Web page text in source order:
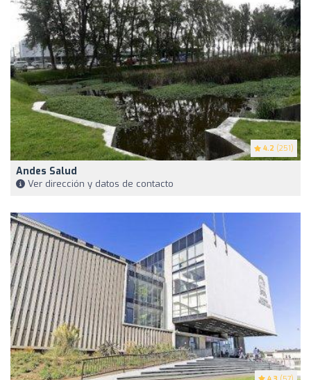
4.2 (251)
Andes Salud
Ver dirección y datos de contacto